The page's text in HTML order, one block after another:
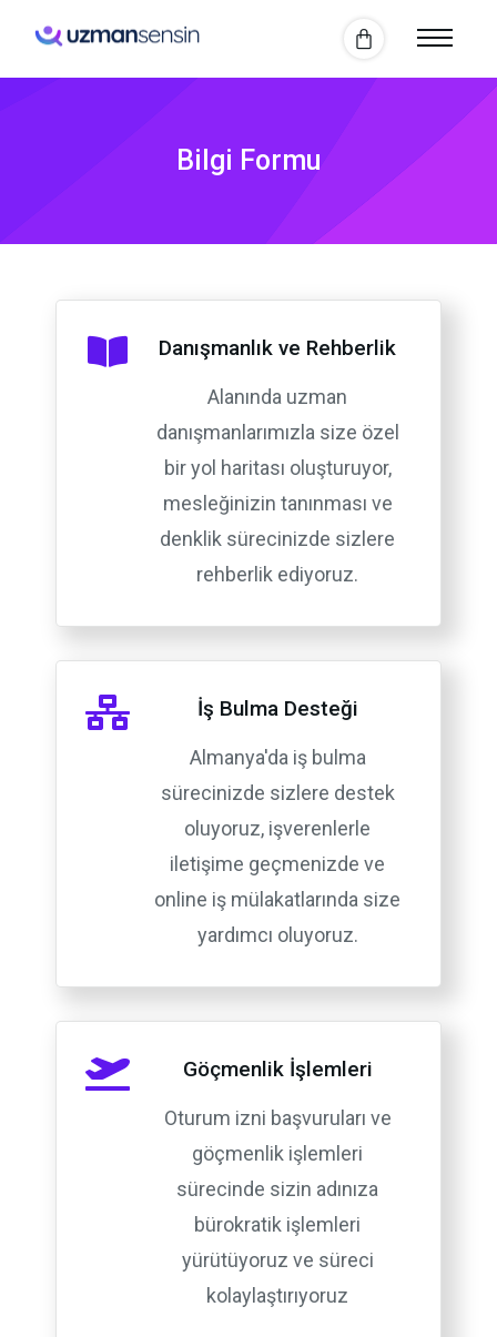
Bilgi Formu
Danışmanlık ve Rehberlik
Alanında uzman
danışmanlarımızla size özel
bir yol haritası oluşturuyor,
mesleğinizin tanınması ve
denklik sürecinizde sizlere
rehberlik ediyoruz.
İş Bulma Desteği
Almanya'da iş bulma
sürecinizde sizlere destek
oluyoruz, işverenlerle
iletişime geçmenizde ve
online iş mülakatlarında size
yardımcı oluyoruz.
Göçmenlik İşlemleri
Oturum izni başvuruları ve
göçmenlik işlemleri
sürecinde sizin adınıza
bürokratik işlemleri
yürütüyoruz ve süreci
kolaylaştırıyoruz